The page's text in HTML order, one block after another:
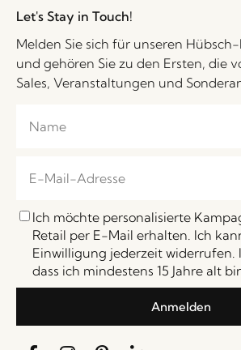
Let's Stay in Touch!
Melden Sie sich für unseren
und gehören Sie zu den Ersten, die
Sales, Veranstaltungen und
Ich möchte personalisierte
Retail per E-Mail erhalten. Ich
Einwilligung jederzeit widerrufen.
dass ich mindestens 15 Jahre alt
Anmelden